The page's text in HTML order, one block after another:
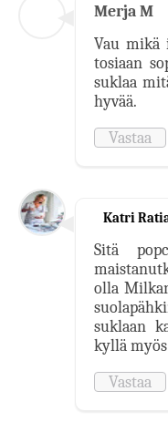
Merja M
Vau mikä
tosiaan
suklaa
hyvää.
Vastaa
Katri
Sitä
olla
suklaan
kyllä
Vastaa